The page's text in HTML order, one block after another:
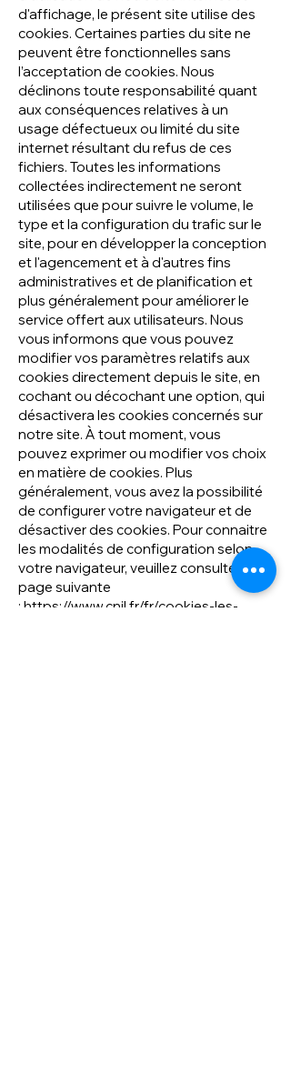
d'affichage, le présent site utilise des
cookies. Certaines parties du site ne
peuvent être fonctionnelles sans
l’acceptation de cookies. Nous
déclinons toute responsabilité quant
aux conséquences relatives à un
usage défectueux ou limité du site
internet résultant du refus de ces
fichiers. Toutes les informations
collectées indirectement ne seront
utilisées que pour suivre le volume, le
type et la configuration du trafic sur le
site, pour en développer la conception
et l'agencement et à d'autres fins
administratives et de planification et
plus généralement pour améliorer le
service offert aux utilisateurs. Nous
vous informons que vous pouvez
modifier vos paramètres relatifs aux
cookies directement depuis le site, en
cochant ou décochant une option, qui
désactivera les cookies concernés sur
notre site. À tout moment, vous
pouvez exprimer ou modifier vos choix
en matière de cookies. Plus
généralement, vous avez la possibilité
de configurer votre navigateur et de
désactiver des cookies. Pour connaitre
les modalités de configuration selon
votre navigateur, veuillez consulter la
page suivante
: https://www.cnil.fr/fr/cookies-les-